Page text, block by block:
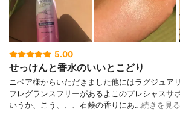
5.00
せっけんと香水のいいとこどり
ニベア様からいただきました他にはラグジュア
フレグランスフリーがあるよこのプレシャスサ
いうか、こう、、、石鹸の香りにあ…続きを見る